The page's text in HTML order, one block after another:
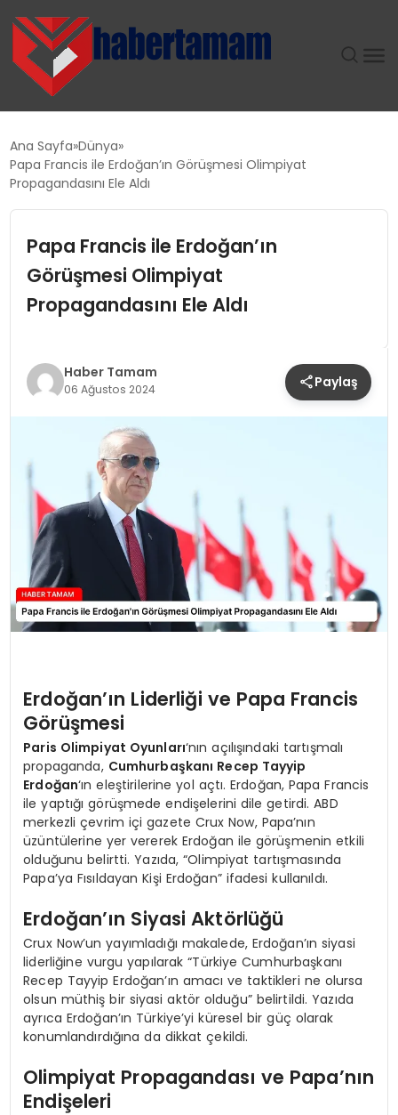
TEKNOLOJI
SAĞLIK
EKONOMI
MAGAZIN
SIYASET
EĞITIM
YAŞAM
Ana Sayfa Dünya
Papa Francis ile Erdoğan’ın Görüşmesi Olimpiyat
Propagandasını Ele Aldı
Papa Francis ile Erdoğan’ın
Görüşmesi Olimpiyat
Propagandasını Ele Aldı
Haber Tamam
06 Ağustos 2024 Paylaş
Erdoğan’ın Liderliği ve Papa Francis
Görüşmesi
Paris Olimpiyat Oyunları‘nın açılışındaki tartışmalı
propaganda, Cumhurbaşkanı Recep Tayyip
Erdoğan‘ın eleştirilerine yol açtı. Erdoğan, Papa Francis
ile yaptığı görüşmede endişelerini dile getirdi. ABD
merkezli çevrim içi gazete Crux Now, Papa’nın
üzüntülerine yer vererek Erdoğan ile görüşmenin etkili
olduğunu belirtti. Yazıda, “Olimpiyat tartışmasında
Papa’ya Fısıldayan Kişi Erdoğan” ifadesi kullanıldı.
Erdoğan’ın Siyasi Aktörlüğü
Crux Now’un yayımladığı makalede, Erdoğan’ın siyasi
liderliğine vurgu yapılarak “Türkiye Cumhurbaşkanı
Recep Tayyip Erdoğan’ın amacı ve taktikleri ne olursa
olsun müthiş bir siyasi aktör olduğu” belirtildi. Yazıda
ayrıca Erdoğan’ın Türkiye’yi küresel bir güç olarak
konumlandırdığına da dikkat çekildi.
Olimpiyat Propagandası ve Papa’nın
Endişeleri